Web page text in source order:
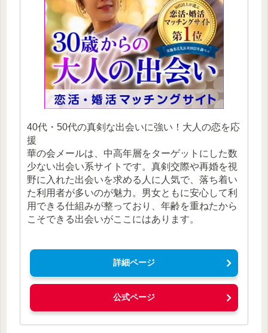
40代・50代の真剣な出会いに強い！大人の恋を応
援
華の会メールは、中高年層をターゲットにした数
少ない出会い系サイトです。真剣交際や再婚を視
野に入れた出会いを求める人に人気で、落ち着い
た利用者が多いのが魅力。男女ともに安心して利
用できる仕組みが整っており、年齢を重ねたから
こそできる出会いがここにはあります。
詳細ページ
公式ページ